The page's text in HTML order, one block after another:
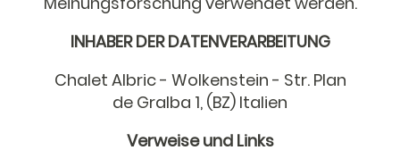
INHABER DER DATENVERARBEITUNG
Chalet Albric - Wolkenstein - Str. Plan
de Gralba 1, (BZ) Italien
Verweise und Links